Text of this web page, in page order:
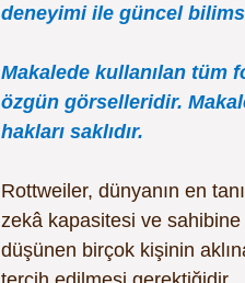
deneyimi ile güncel
Makalede kullanılan tüm
özgün görselleridir.
hakları saklıdır.
Rottweiler, dünyanın en
zekâ kapasitesi ve sahibine
düşünen birçok kişinin